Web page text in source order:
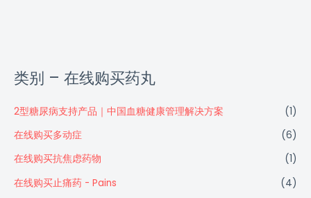
类别 – 在线购买药丸
2型糖尿病支持产品｜中国血糖健康管理解决方案
(1)
在线购买多动症
(6)
在线购买抗焦虑药物
(1)
在线购买止痛药 - Pains
(4)